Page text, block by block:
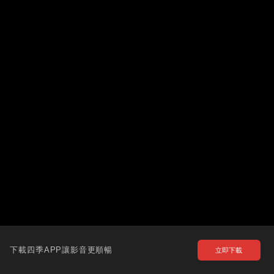
下載四季APP讓影音更順暢 立即下載